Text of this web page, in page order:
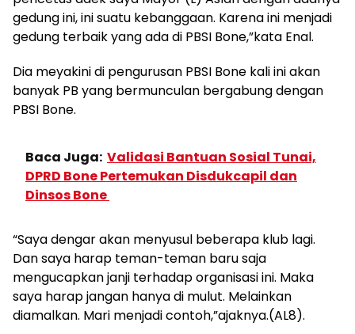
gedung ini, ini suatu kebanggaan. Karena ini menjadi
gedung terbaik yang ada di PBSI Bone,”kata Enal.
Dia meyakini di pengurusan PBSI Bone kali ini akan
banyak PB yang bermunculan bergabung dengan
PBSI Bone.
Baca Juga: Validasi Bantuan Sosial Tunai,
DPRD Bone Pertemukan Disdukcapil dan
Dinsos Bone
“Saya dengar akan menyusul beberapa klub lagi.
Dan saya harap teman-teman baru saja
mengucapkan janji terhadap organisasi ini. Maka
saya harap jangan hanya di mulut. Melainkan
diamalkan. Mari menjadi contoh,”ajaknya.(AL8).